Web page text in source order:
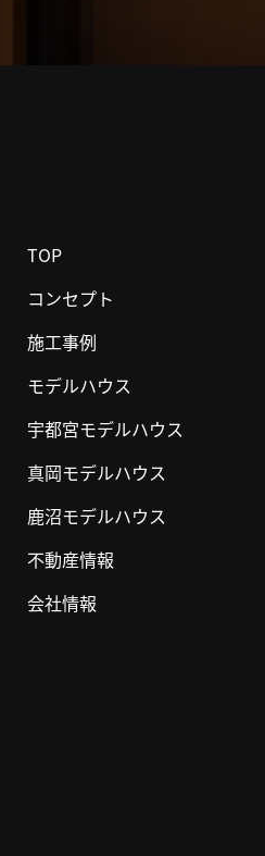
TOP
コンセプト
施工事例
モデルハウス
宇都宮モデルハウス
真岡モデルハウス
鹿沼モデルハウス
不動産情報
会社情報